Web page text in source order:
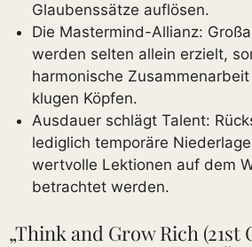
Glaubenssätze auflösen.
Die Mastermind-Allianz:
werden selten allein erzielt,
harmonische
klugen Köpfen.
Ausdauer schlägt Talent:
lediglich temporäre
wertvolle Lektionen auf dem
betrachtet werden.
„Think and Grow Rich (21st